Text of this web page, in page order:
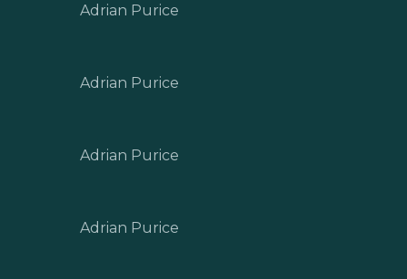
Adrian Purice
Adrian Purice
Adrian Purice
Adrian Purice